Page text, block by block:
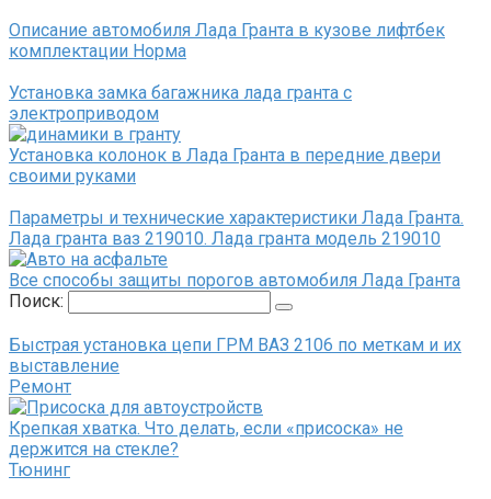
Описание автомобиля Лада Гранта в кузове лифтбек
комплектации Норма
Установка замка багажника лада гранта с
электроприводом
Установка колонок в Лада Гранта в передние двери
своими руками
Параметры и технические характеристики Лада Гранта.
Лада гранта ваз 219010. Лада гранта модель 219010
Все способы защиты порогов автомобиля Лада Гранта
Поиск:
Быстрая установка цепи ГРМ ВАЗ 2106 по меткам и их
выставление
Ремонт
Крепкая хватка. Что делать, если «присоска» не
держится на стекле?
Тюнинг